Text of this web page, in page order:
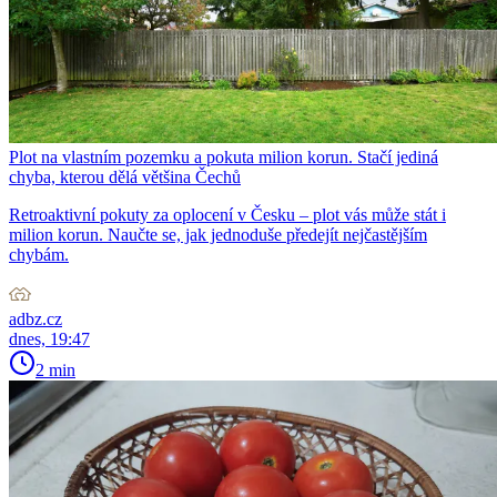
Plot na vlastním pozemku a pokuta milion korun. Stačí jediná
chyba, kterou dělá většina Čechů
Retroaktivní pokuty za oplocení v Česku – plot vás může stát i
milion korun. Naučte se, jak jednoduše předejít nejčastějším
chybám.
adbz.cz
dnes, 19:47
2 min